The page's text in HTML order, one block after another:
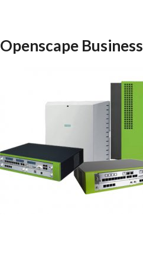
Openscape Business